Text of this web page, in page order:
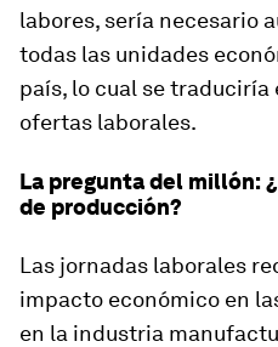
labores, sería necesario
todas las unidades
país, lo cual se traduciría
ofertas laborales.
La pregunta del millón:
de producción?
Las jornadas laborales
impacto económico en
en la industria